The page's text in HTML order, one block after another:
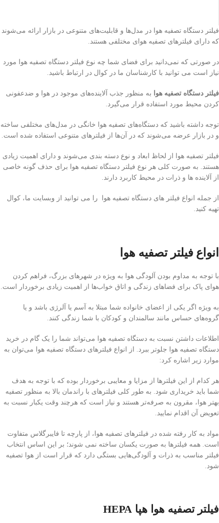
فیلتر دستگاه تصفیه هوا در مدل‌ها و قابلیت‌های متنوعی در بازار ارائه می‌شوند
که دارای فیلترهای تصفیه هوای مختلفی هستند.
در صورتی که نمی‌دانید برای فضای شما چه نوع فیلتر دستگاه تصفیه هوا مورد
نیاز است می توانید با کارشناسان ما در کوال در ارتباط باشید.
فیلتر دستگاه تصفیه هوا به منظور جذب آلاینده‌های موجود در هوا و ضدعفونی
کردن محیط مورد استفاده قرار می‌گیرد.
توجه داشته باشید که دستگاه‌های تصفیه هوا خانگی در مدل‌های مختلفی ساخته
و در بازار عرضه می‌شوند که در آن‌ها از فیلترهای متنوعی استفاده شده است.
فیلتر تصفیه هوا از لحاظ ابعاد و نوع دسته بندی می‌شوند و دارای اهمیت زیادی
هستند. به صورت کلی هر نوع فیلتر دستگاه تصفیه هوا برای حذف گونه خاصی
از آلاینده ها و ذرات در محیط کاربرد دارند.
از جمله انواع فیلتر های دستگاه تصفیه هوا را می توانید از وبسایت ما، کوال
تهیه کنید.
انواع فیلتر تصفیه هوا
با توجه به مداوم بودن آلودگی هوا به ویژه در شهرهای بزرگ، فراهم کردن
هوای پاک برای فضاهای زندگی و اتاق خواب‌ها از اهمیت زیادی برخوردار است.
به ویژه اگر یکی از اعضای خانواده شما مبتلا به آسم یا آلرژی باشد و یا
گروه‌های حساس مانند سالمندان و کودکان با شما زندگی کنند.
اطلاعات داشتن نسبت به دستگاه تصفیه هوا می‌تواند شما را یک گام در خرید
دستگاه تصفیه هوا جلوتر ببرد. از انواع فیلترهای دستگاه تصفیه هوا می‌توان به
موارد زیر اشاره کرد:
هر کدام از این فیلترها از مزایا و معایبی برخوردار بوده که با توجه به هدف
شما باید خریداری شود. به طور کلی فیلترهای با راندمان بالا به منظور تصفیه
بهتر هوا، مقرون به صرفه‌تر هستند و نیاز است که هرچند وقت یکبار نسبت به
تعویض آن اقدام نمایید.
مواد به کار رفته شده در فیلترهای تصفیه هوا، از پارچه تا فایبرگلاس متفاوت
است. همه فیلترها به صورت یکسان ساخته نمی شوند؛ بر این اساس انتخاب
فیلتر مناسب به ذرات و آلودگی‌هایی بستگی دارد که قرار است از هوا تصفیه
شود.
فیلتر تصفیه هوا هپا HEPA